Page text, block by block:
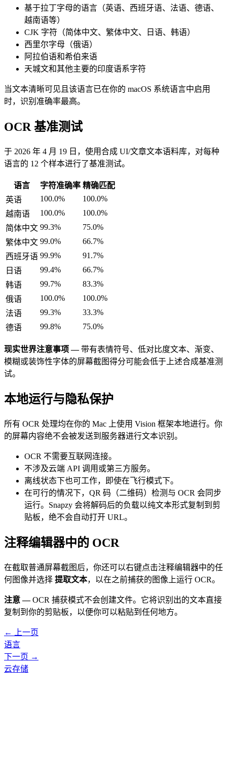
基于拉丁字母的语言（英语、西班牙语、法语、德语、
越南语等）
CJK 字符（简体中文、繁体中文、日语、韩语）
西里尔字母（俄语）
阿拉伯语和希伯来语
天城文和其他主要的印度语系字符
当文本清晰可见且该语言已在你的 macOS 系统语言中启用
时，识别准确率最高。
OCR 基准测试
于 2026 年 4 月 19 日，使用合成 UI/文章文本语料库，对每种
语言的 12 个样本进行了基准测试。
语言 字符准确率 精确匹配
英语
100.0%
100.0%
越南语
100.0%
100.0%
简体中文 99.3%
75.0%
繁体中文 99.0%
66.7%
西班牙语 99.9%
91.7%
日语
99.4%
66.7%
韩语
99.7%
83.3%
俄语
100.0%
100.0%
法语
99.3%
33.3%
德语
99.8% 75.0%
现实世界注意事项 —带有表情符号、低对比度文本、渐变、
模糊或装饰性字体的屏幕截图得分可能会低于上述合成基准测
试。
本地运行与隐私保护
所有 OCR 处理均在你的 Mac 上使用 Vision 框架本地进行。你
的屏幕内容绝不会被发送到服务器进行文本识别。
OCR 不需要互联网连接。
不涉及云端 API 调用或第三方服务。
离线状态下也可工作，即使在飞行模式下。
在可行的情况下，QR 码（二维码）检测与 OCR 会同步
运行。Snapzy 会将解码后的负载以纯文本形式复制到剪
贴板，绝不会自动打开 URL。
注释编辑器中的 OCR
在截取普通屏幕截图后，你还可以右键点击注释编辑器中的任
何图像并选择 提取文本，以在之前捕获的图像上运行 OCR。
注意 —OCR 捕获模式不会创建文件。它将识别出的文本直接
复制到你的剪贴板，以便你可以粘贴到任何地方。
← 上一页
语言
下一页 →
云存储